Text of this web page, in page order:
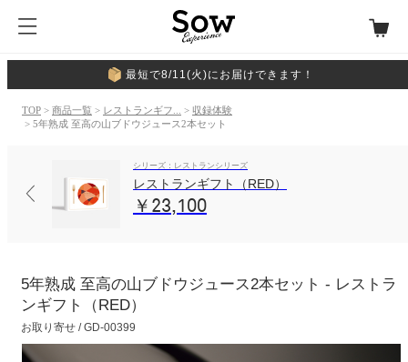
最短で8/11(火)にお届けできます！
TOP > 商品一覧 > レストランギフ... > 収録体験
> 5年熟成 至高の山ブドウジュース2本セット
シリーズ：レストランシリーズ
レストランギフト（RED）
￥23,100
5年熟成 至高の山ブドウジュース2本セット - レストラ
ンギフト（RED）
お取り寄せ / GD-00399